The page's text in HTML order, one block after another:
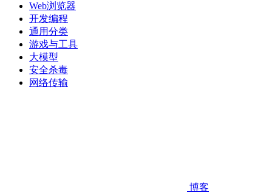
Web浏览器
开发编程
通用分类
游戏与工具
大模型
安全杀毒
网络传输
博客